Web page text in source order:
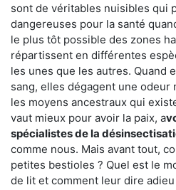
sont de véritables nuisibles qui
dangereuses pour la santé
le plus tôt possible des zones
répartissent en différentes
les unes que les autres. Quand
sang, elles dégagent une odeur
les moyens ancestraux qui
vaut mieux pour avoir la paix, a
spécialistes de la
comme nous. Mais avant tout,
petites bestioles ? Quel est le
de lit et comment leur dire